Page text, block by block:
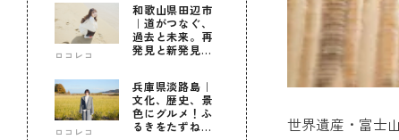
ロコレコ
和歌山県田辺市
｜道がつなぐ、
過去と未来。再
発見と新発見の
ロコレコ
兵庫県淡路島｜
文化、歴史、景
色にグルメ！ふ
るきをたずねて
世界遺産・富士